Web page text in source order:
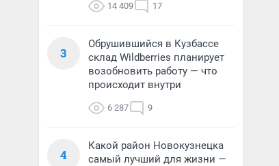
14 409 17
3
Обрушившийся в Кузбассе
склад Wildberries планирует
возобновить работу — что
происходит внутри
6 287 9
4
Какой район Новокузнецка
самый лучший для жизни —